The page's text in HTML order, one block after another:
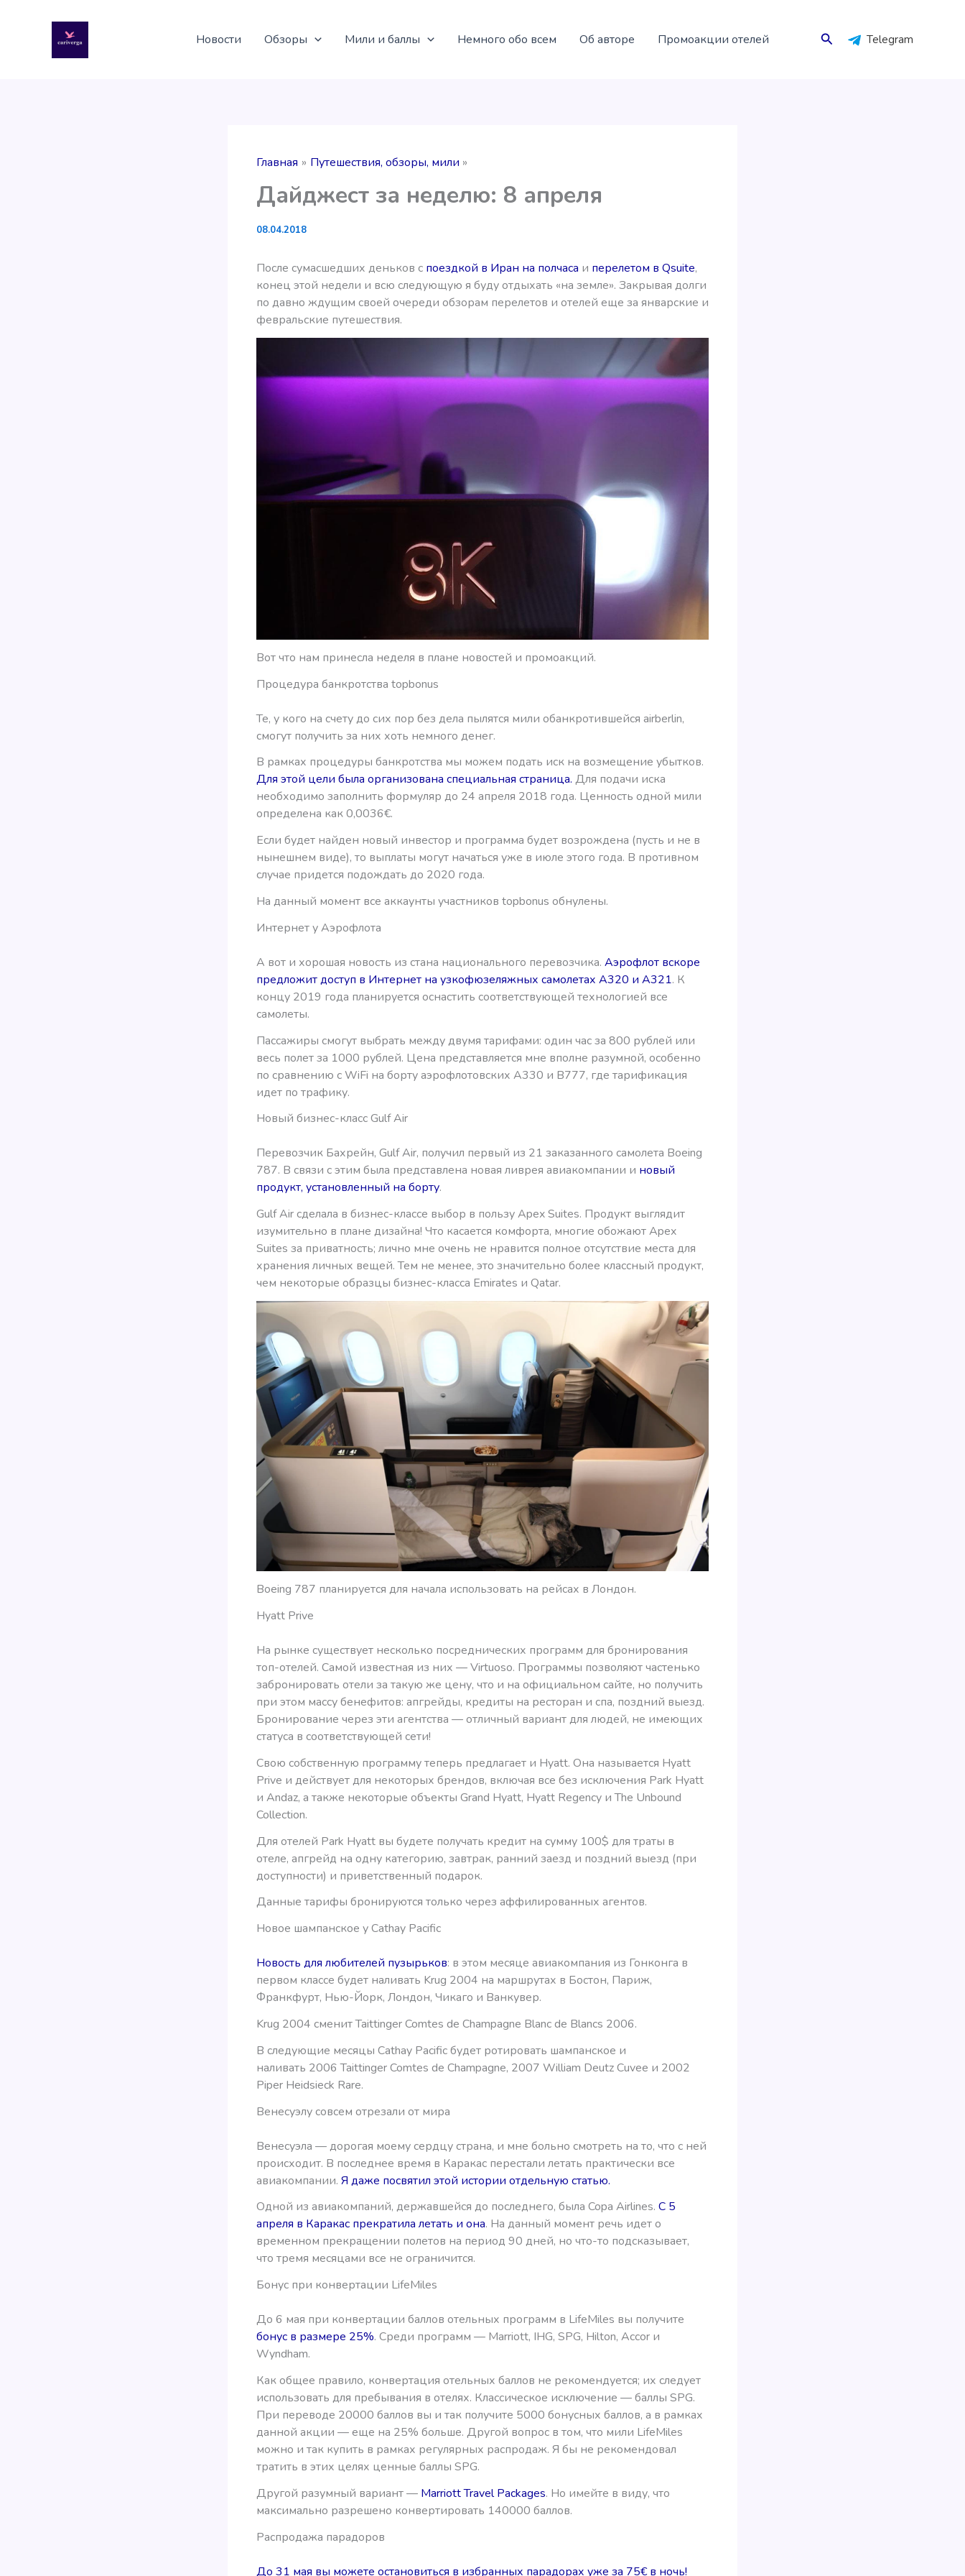
содержимому
Новости Обзоры Мили и баллы Немного обо всем Об авторе Промоакции отелей Поиск Telegram
Главная Путешествия, обзоры, мили
Дайджест за неделю: 8 апреля
08.04.2018
После сумасшедших деньков с поездкой в Иран на полчаса и перелетом в Qsuite,
конец этой недели и всю следующую я буду отдыхать «на земле». Закрывая долги
по давно ждущим своей очереди обзорам перелетов и отелей еще за январские и
февральские путешествия.
Вот что нам принесла неделя в плане новостей и промоакций.
Процедура банкротства topbonus
Те, у кого на счету до сих пор без дела пылятся мили обанкротившейся airberlin,
смогут получить за них хоть немного денег.
В рамках процедуры банкротства мы можем подать иск на возмещение убытков.
Для этой цели была организована специальная страница. Для подачи иска
необходимо заполнить формуляр до 24 апреля 2018 года. Ценность одной мили
определена как 0,0036€.
Если будет найден новый инвестор и программа будет возрождена (пусть и не в
нынешнем виде), то выплаты могут начаться уже в июле этого года. В противном
случае придется подождать до 2020 года.
На данный момент все аккаунты участников topbonus обнулены.
Интернет у Аэрофлота
А вот и хорошая новость из стана национального перевозчика. Аэрофлот вскоре
предложит доступ в Интернет на узкофюзеляжных самолетах А320 и А321. К
концу 2019 года планируется оснастить соответствующей технологией все
самолеты.
Пассажиры смогут выбрать между двумя тарифами: один час за 800 рублей или
весь полет за 1000 рублей. Цена представляется мне вполне разумной, особенно
по сравнению с WiFi на борту аэрофлотовских А330 и В777, где тарификация
идет по трафику.
Новый бизнес-класс Gulf Air
Перевозчик Бахрейн, Gulf Air, получил первый из 21 заказанного самолета Boeing
787. В связи с этим была представлена новая ливрея авиакомпании и новый
продукт, установленный на борту.
Gulf Air сделала в бизнес-классе выбор в пользу Apex Suites. Продукт выглядит
изумительно в плане дизайна! Что касается комфорта, многие обожают Apex
Suites за приватность; лично мне очень не нравится полное отсутствие места для
хранения личных вещей. Тем не менее, это значительно более классный продукт,
чем некоторые образцы бизнес-класса Emirates и Qatar.
Boeing 787 планируется для начала использовать на рейсах в Лондон.
Hyatt Prive
На рынке существует несколько посреднических программ для бронирования
топ-отелей. Самой известная из них — Virtuoso. Программы позволяют частенько
забронировать отели за такую же цену, что и на официальном сайте, но получить
при этом массу бенефитов: апгрейды, кредиты на ресторан и спа, поздний выезд.
Бронирование через эти агентства — отличный вариант для людей, не имеющих
статуса в соответствующей сети!
Свою собственную программу теперь предлагает и Hyatt. Она называется Hyatt
Prive и действует для некоторых брендов, включая все без исключения Park Hyatt
и Andaz, а также некоторые объекты Grand Hyatt, Hyatt Regency и The Unbound
Collection.
Для отелей Park Hyatt вы будете получать кредит на сумму 100$ для траты в
отеле, апгрейд на одну категорию, завтрак, ранний заезд и поздний выезд (при
доступности) и приветственный подарок.
Данные тарифы бронируются только через аффилированных агентов.
Новое шампанское у Cathay Pacific
Новость для любителей пузырьков: в этом месяце авиакомпания из Гонконга в
первом классе будет наливать Krug 2004 на маршрутах в Бостон, Париж,
Франкфурт, Нью-Йорк, Лондон, Чикаго и Ванкувер.
Krug 2004 сменит Taittinger Comtes de Champagne Blanc de Blancs 2006.
В следующие месяцы Cathay Pacific будет ротировать шампанское и
наливать 2006 Taittinger Comtes de Champagne, 2007 William Deutz Cuvee и 2002
Piper Heidsieck Rare.
Венесуэлу совсем отрезали от мира
Венесуэла — дорогая моему сердцу страна, и мне больно смотреть на то, что с ней
происходит. В последнее время в Каракас перестали летать практически все
авиакомпании. Я даже посвятил этой истории отдельную статью.
Одной из авиакомпаний, державшейся до последнего, была Copa Airlines. С 5
апреля в Каракас прекратила летать и она. На данный момент речь идет о
временном прекращении полетов на период 90 дней, но что-то подсказывает,
что тремя месяцами все не ограничится.
Бонус при конвертации LifeMiles
До 6 мая при конвертации баллов отельных программ в LifeMiles вы получите
бонус в размере 25%. Среди программ — Marriott, IHG, SPG, Hilton, Accor и
Wyndham.
Как общее правило, конвертация отельных баллов не рекомендуется; их следует
использовать для пребывания в отелях. Классическое исключение — баллы SPG.
При переводе 20000 баллов вы и так получите 5000 бонусных баллов, а в рамках
данной акции — еще на 25% больше. Другой вопрос в том, что мили LifeMiles
можно и так купить в рамках регулярных распродаж. Я бы не рекомендовал
тратить в этих целях ценные баллы SPG.
Другой разумный вариант — Marriott Travel Packages. Но имейте в виду, что
максимально разрешено конвертировать 140000 баллов.
Распродажа парадоров
До 31 мая вы можете остановиться в избранных парадорах уже за 75€ в ночь!